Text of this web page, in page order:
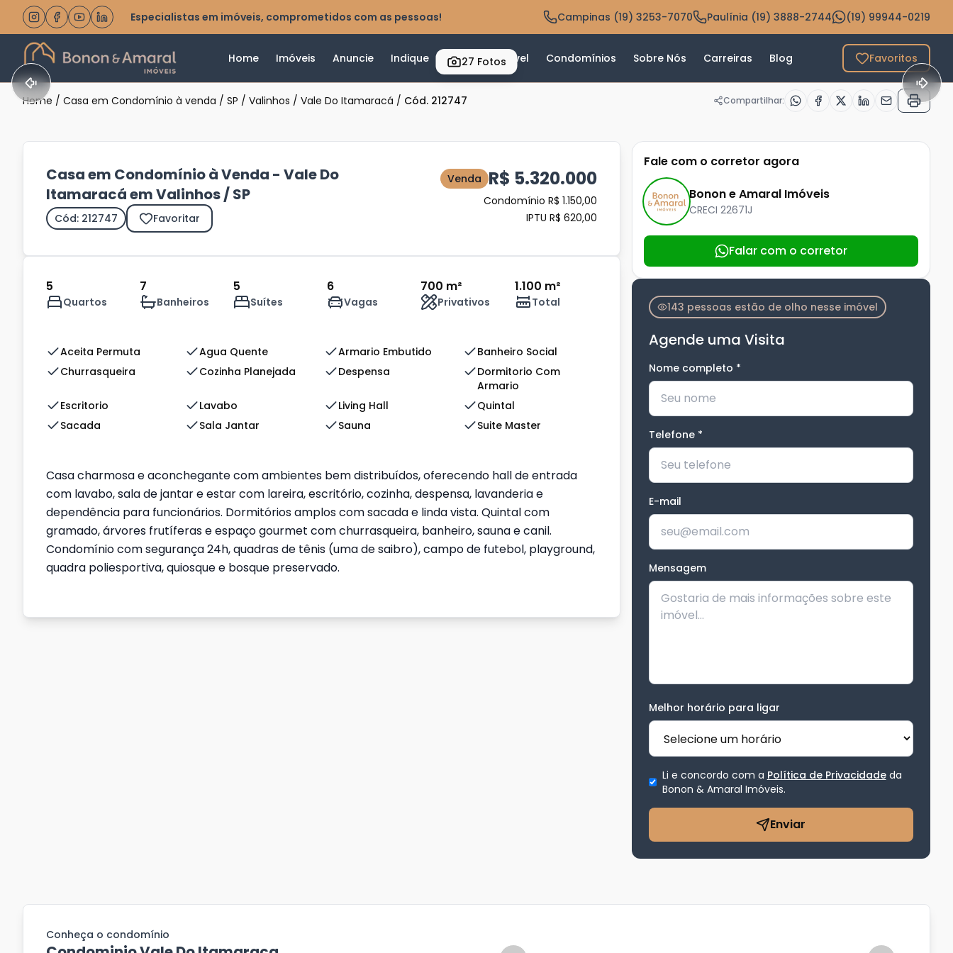
Especialistas em imóveis, comprometidos com as pessoas! Campinas (19) 3253-7070 Paulínia (19) 3888-2744 (19) 99944-0219
Home Imóveis Anuncie Indique Valor do Imóvel Condomínios Sobre Nós Carreiras Blog Favoritos
27 Fotos
Home / Casa em Condomínio à venda / SP / Valinhos / Vale Do Itamaracá / Cód. 212747 Compartilhar:
Casa em Condomínio à Venda - Vale Do
Itamaracá em Valinhos / SP
Cód: 212747 Favoritar
Venda R$ 5.320.000
Condomínio R$ 1.150,00
IPTU R$ 620,00
5
Quartos
7
Banheiros
5
Suítes
6
Vagas
700 m²
Privativos
1.100 m²
Total
Aceita Permuta Agua Quente Armario Embutido
Banheiro Social
Churrasqueira
Cozinha Planejada Despensa
Dormitorio Com
Armario
Escritorio
Lavabo Living Hall
Quintal
Sacada
Sala Jantar Sauna Suite Master
Casa charmosa e aconchegante com ambientes bem distribuídos, oferecendo hall de entrada
com lavabo, sala de jantar e estar com lareira, escritório, cozinha, despensa, lavanderia e
dependência para funcionários. Dormitórios amplos com sacada e linda vista. Quintal com
gramado, árvores frutíferas e espaço gourmet com churrasqueira, banheiro, sauna e canil.
Condomínio com segurança 24h, quadras de tênis (uma de saibro), campo de futebol, playground,
quadra poliesportiva, quiosque e bosque preservado.
Fale com o corretor agora
Bonon e Amaral Imóveis
CRECI 22671J
Falar com o corretor
143 pessoas estão de olho nesse imóvel
Agende uma Visita
Nome completo *
Telefone *
E-mail
Mensagem
Melhor horário para ligar
Li e concordo com a Política de Privacidadeda
Bonon & Amaral Imóveis.
Enviar
Conheça o condomínio